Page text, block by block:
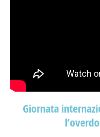
Giornata